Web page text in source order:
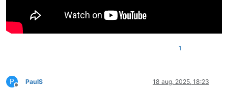
1
P PaulS 18 aug. 2025, 18:23